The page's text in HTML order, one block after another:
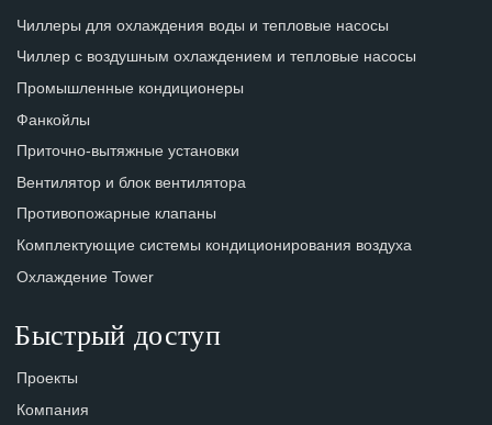
Чиллеры для охлаждения воды и тепловые насосы
Чиллер с воздушным охлаждением и тепловые насосы
Промышленные кондиционеры
Фанкойлы
Приточно-вытяжные установки
Вентилятор и блок вентилятора
Противопожарные клапаны
Комплектующие системы кондиционирования воздуха
Охлаждение Tower
Быстрый доступ
Проекты
Компания